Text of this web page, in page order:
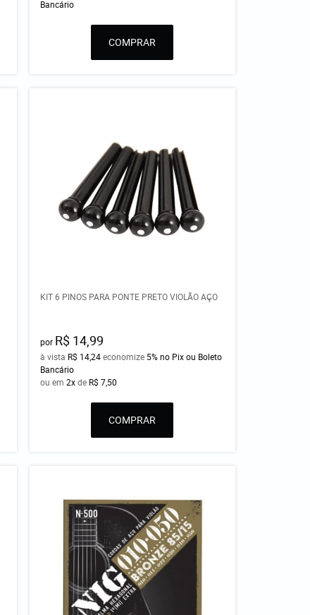
Bancário
COMPRAR
KIT 6 PINOS PARA PONTE PRETO VIOLÃO AÇO
por R$ 14,99
à vista R$ 14,24economize 5% no Pix ou Boleto
Bancário
ou em2xde R$ 7,50
COMPRAR